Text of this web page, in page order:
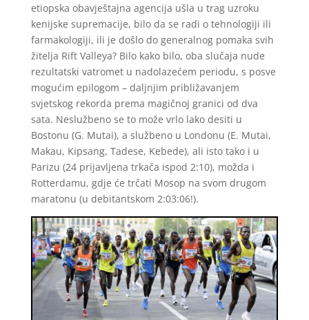
etiopska obavještajna agencija ušla u trag uzroku
kenijske supremacije, bilo da se radi o tehnologiji ili
farmakologiji, ili je došlo do generalnog pomaka svih
žitelja Rift Valleya? Bilo kako bilo, oba slučaja nude
rezultatski vatromet u nadolazećem periodu, s posve
mogućim epilogom – daljnjim približavanjem
svjetskog rekorda prema magičnoj granici od dva
sata. Neslužbeno se to može vrlo lako desiti u
Bostonu (G. Mutai), a službeno u Londonu (E. Mutai,
Makau, Kipsang, Tadese, Kebede), ali isto tako i u
Parizu (24 prijavljena trkača ispod 2:10), možda i
Rotterdamu, gdje će trčati Mosop na svom drugom
maratonu (u debitantskom 2:03:06!).